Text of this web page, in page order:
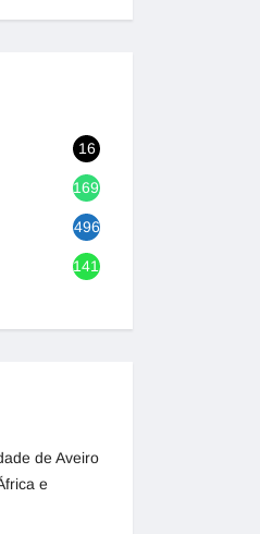
16
1692
496
1417
de Aveiro
e